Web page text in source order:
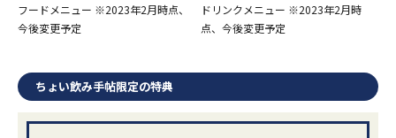
フードメニュー ※2023年2月時点、
今後変更予定
ドリンクメニュー ※2023年2月時
点、今後変更予定
ちょい飲み手帖限定の特典